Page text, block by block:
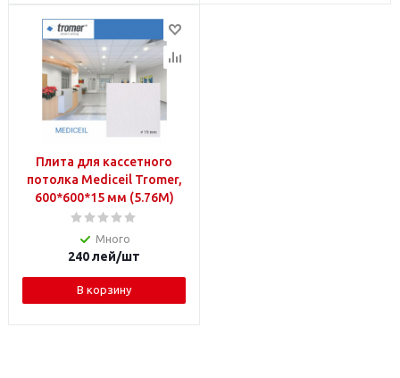
Плита для кассетного
потолка Mediceil Tromer,
600*600*15 мм (5.76M)
Много
240лей/шт
В корзину